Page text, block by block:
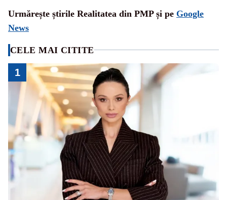
Urmărește știrile Realitatea din PMP și pe Google
News
CELE MAI CITITE
1